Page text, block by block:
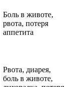
Боль в животе,
рвота, потеря
аппетита
Рвота, диарея,
боль в животе,